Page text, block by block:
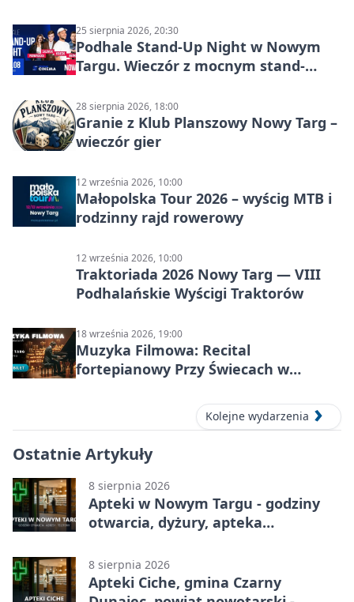
25 sierpnia 2026, 20:30
Podhale Stand-Up Night w Nowym
Targu. Wieczór z mocnym stand-
28 sierpnia 2026, 18:00
Granie z Klub Planszowy Nowy Targ –
wieczór gier
12 września 2026, 10:00
Małopolska Tour 2026 – wyścig MTB i
rodzinny rajd rowerowy
12 września 2026, 10:00
Traktoriada 2026 Nowy Targ — VIII
Podhalańskie Wyścigi Traktorów
18 września 2026, 19:00
Muzyka Filmowa: Recital
fortepianowy Przy Świecach w
Kolejne wydarzenia
Ostatnie Artykuły
8 sierpnia 2026
Apteki w Nowym Targu - godziny
otwarcia, dyżury, apteka
8 sierpnia 2026
Apteki Ciche, gmina Czarny